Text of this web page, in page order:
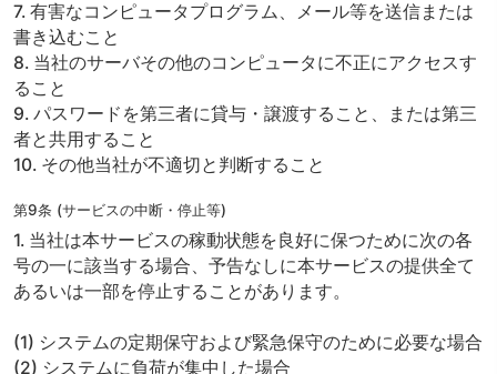
7. 有害なコンピュータプログラム、メール等を送信または
書き込むこと
8. 当社のサーバその他のコンピュータに不正にアクセスす
ること
9. パスワードを第三者に貸与・譲渡すること、または第三
者と共用すること
10. その他当社が不適切と判断すること
第9条 (サービスの中断・停止等)
1. 当社は本サービスの稼動状態を良好に保つために次の各
号の一に該当する場合、予告なしに本サービスの提供全て
あるいは一部を停止することがあります。
(1) システムの定期保守および緊急保守のために必要な場合
(2) システムに負荷が集中した場合